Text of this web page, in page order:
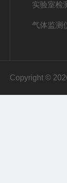
实验室检
气体监测
Copyright ©